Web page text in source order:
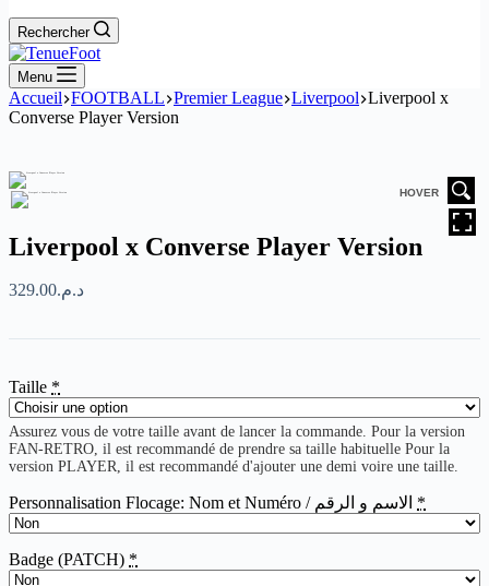
Rechercher
Menu
Accueil FOOTBALL Premier League Liverpool Liverpool x
Converse Player Version
HOVER
Liverpool x Converse Player Version
د.م.329.00
Taille *
Assurez vous de votre taille avant de lancer la commande. Pour la version
FAN-RETRO, il est recommandé de prendre sa taille habituelle Pour la
version PLAYER, il est recommandé d'ajouter une demi voire une taille.
Personnalisation Flocage: Nom et Numéro / الاسم و الرقم *
Badge (PATCH) *